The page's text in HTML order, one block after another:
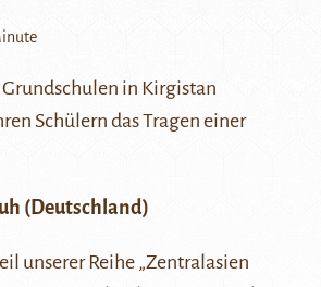
in Kirgistan
Schülern das Tragen einer
(Deutschland)
unserer Reihe „Zentralasien